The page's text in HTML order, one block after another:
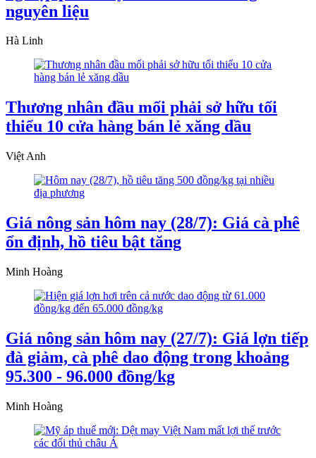
nguyên liệu
Hà Linh
Thương nhân đầu mối phải sở hữu tối
thiểu 10 cửa hàng bán lẻ xăng dầu
Việt Anh
Giá nông sản hôm nay (28/7): Giá cà phê
ổn định, hồ tiêu bật tăng
Minh Hoàng
Giá nông sản hôm nay (27/7): Giá lợn tiếp
đà giảm, cà phê dao động trong khoảng
95.300 - 96.000 đồng/kg
Minh Hoàng